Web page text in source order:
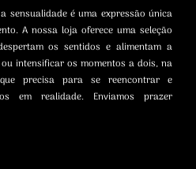
sensualidade é uma expressão única
A nossa loja oferece uma seleção
os sentidos e alimentam a
intensificar os momentos a dois, na
precisa para se reencontrar e
em realidade. Enviamos prazer